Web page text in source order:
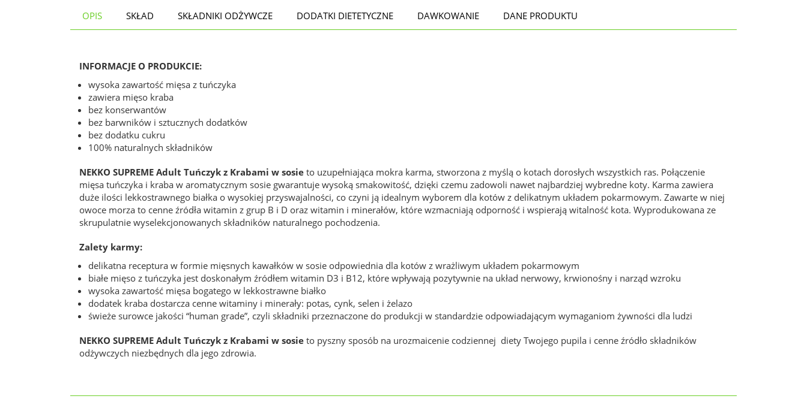
OPIS SKŁAD SKŁADNIKI ODŻYWCZE DODATKI DIETETYCZNE DAWKOWANIE DANE PRODUKTU
INFORMACJE O PRODUKCIE:
wysoka zawartość mięsa z tuńczyka
zawiera mięso kraba
bez konserwantów
bez barwników i sztucznych dodatków
bez dodatku cukru
100% naturalnych składników
NEKKO SUPREME Adult Tuńczyk z Krabami w sosie to uzupełniająca mokra karma, stworzona z myślą o kotach dorosłych wszystkich ras. Połączenie
mięsa tuńczyka i kraba w aromatycznym sosie gwarantuje wysoką smakowitość, dzięki czemu zadowoli nawet najbardziej wybredne koty. Karma zawiera
duże ilości lekkostrawnego białka o wysokiej przyswajalności, co czyni ją idealnym wyborem dla kotów z delikatnym układem pokarmowym. Zawarte w niej
owoce morza to cenne źródła witamin z grup B i D oraz witamin i minerałów, które wzmacniają odporność i wspierają witalność kota. Wyprodukowana ze
skrupulatnie wyselekcjonowanych składników naturalnego pochodzenia.
Zalety karmy:
delikatna receptura w formie mięsnych kawałków w sosie odpowiednia dla kotów z wrażliwym układem pokarmowym
białe mięso z tuńczyka jest doskonałym źródłem witamin D3 i B12, które wpływają pozytywnie na układ nerwowy, krwionośny i narząd wzroku
wysoka zawartość mięsa bogatego w lekkostrawne białko
dodatek kraba dostarcza cenne witaminy i minerały: potas, cynk, selen i żelazo
świeże surowce jakości “human grade”, czyli składniki przeznaczone do produkcji w standardzie odpowiadającym wymaganiom żywności dla ludzi
NEKKO SUPREME Adult Tuńczyk z Krabami w sosie to pyszny sposób na urozmaicenie codziennej diety Twojego pupila i cenne źródło składników
odżywczych niezbędnych dla jego zdrowia.